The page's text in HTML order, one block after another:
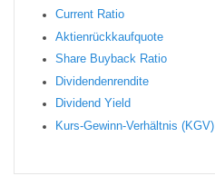
Current Ratio
Aktienrückkaufquote
Sha re Buyback Ratio
Dividendenrendite
Dividend Yield
Kurs-Gewinn-Verhältnis (KGV)